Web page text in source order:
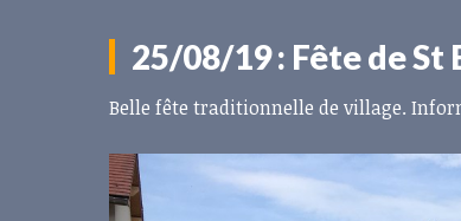
25/08/19 : Fête de St
Belle fête traditionnelle de village.